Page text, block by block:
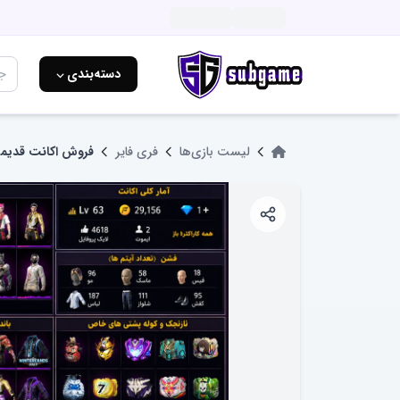
دسته‌بندی ⌵
لیست بازی‌ها فری فایر فروش اکانت